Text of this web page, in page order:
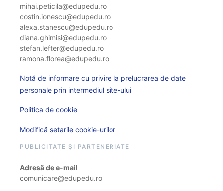
mihai.peticila@edupedu.ro
costin.ionescu@edupedu.ro
alexa.stanescu@edupedu.ro
diana.ghimisi@edupedu.ro
stefan.lefter@edupedu.ro
ramona.florea@edupedu.ro
Notă de informare cu privire la prelucrarea de date
personale prin intermediul site-ului
Politica de cookie
Modifică setarile cookie-urilor
PUBLICITATE ȘI PARTENERIATE
Adresă de e-mail
comunicare@edupedu.ro